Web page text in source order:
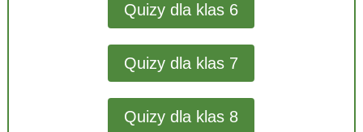
Quizy dla klas 6
Quizy dla klas 7
Quizy dla klas 8